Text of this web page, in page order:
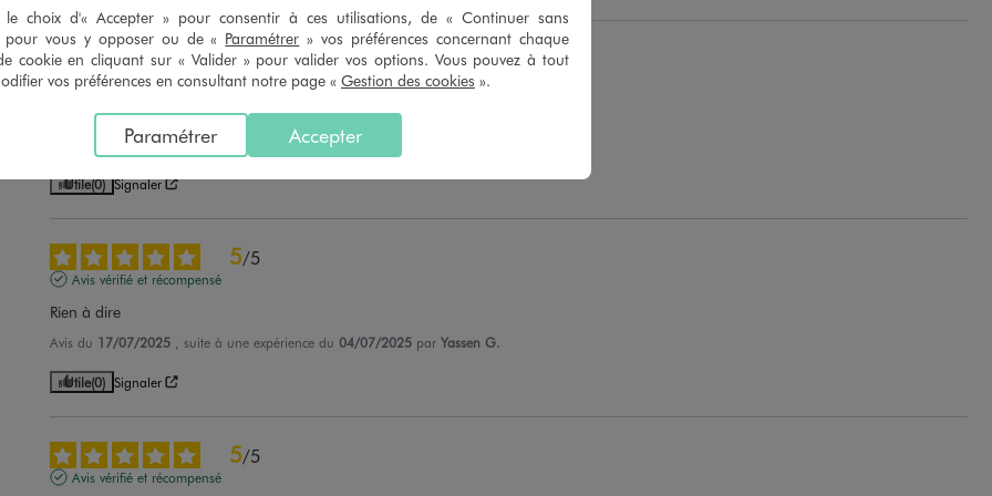
5 / 5
Avis vérifié et récompensé
18/07/2025 , suite à une expérience du05/07/2025
Utile(0) Signaler
5/5
Avis vérifié et récompensé
Rien à dire
Avis du 17/07/2025 , suite à une expérience du 04/07/2025 par Yassen G.
Utile(0) Signaler
5/5
Avis vérifié et récompensé
le choix d'« Accepter » pour consentir à ces utilisations, de « Continuer sans
pour vous y opposer ou de « Paramétrer » vos préférences concernant chaque
cookie en cliquant sur « Valider » pour valider vos options. Vous pouvez à tout
vos préférences en consultant notre page « Gestion des cookies ».
Accepter
Paramétrer